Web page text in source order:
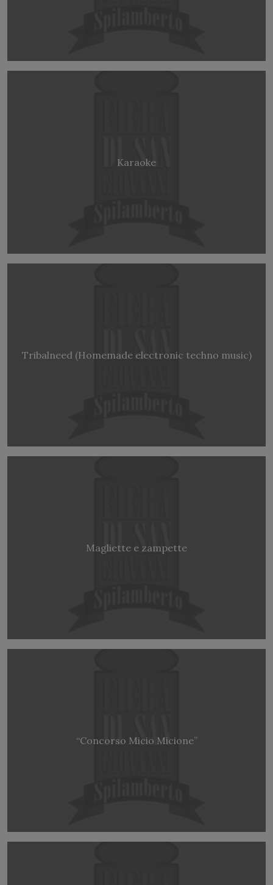
Karaoke
Tribalneed (Homemade electronic techno music)
Magliette e zampette
“Concorso Micio Micione”